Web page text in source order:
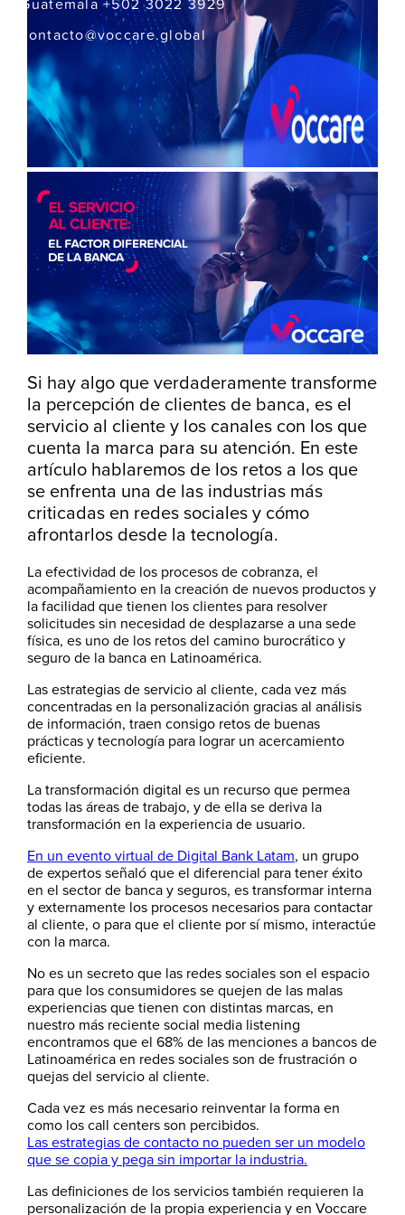
contacto@voccare.global
Si hay algo que verdaderamente transforme
la percepción de clientes de banca, es el
servicio al cliente y los canales con los que
cuenta la marca para su atención. En este
artículo hablaremos de los retos a los que
se enfrenta una de las industrias más
criticadas en redes sociales y cómo
afrontarlos desde la tecnología.
La efectividad de los procesos de cobranza, el
acompañamiento en la creación de nuevos productos y
la facilidad que tienen los clientes para resolver
solicitudes sin necesidad de desplazarse a una sede
física, es uno de los retos del camino burocrático y
seguro de la banca en Latinoamérica.
Las estrategias de servicio al cliente, cada vez más
concentradas en la personalización gracias al análisis
de información, traen consigo retos de buenas
prácticas y tecnología para lograr un acercamiento
eficiente.
La transformación digital es un recurso que permea
todas las áreas de trabajo, y de ella se deriva la
transformación en la experiencia de usuario.
En un evento virtual de Digital Bank Latam, un grupo
de expertos señaló que el diferencial para tener éxito
en el sector de banca y seguros, es transformar interna
y externamente los procesos necesarios para contactar
al cliente, o para que el cliente por sí mismo, interactúe
con la marca.
No es un secreto que las redes sociales son el espacio
para que los consumidores se quejen de las malas
experiencias que tienen con distintas marcas, en
nuestro más reciente social media listening
encontramos que el 68% de las menciones a bancos de
Latinoamérica en redes sociales son de frustración o
quejas del servicio al cliente.
Cada vez es más necesario reinventar la forma en
como los call centers son percibidos.
Las estrategias de contacto no pueden ser un modelo
que se copia y pega sin importar la industria.
Las definiciones de los servicios también requieren la
personalización de la propia experiencia y en Voccare